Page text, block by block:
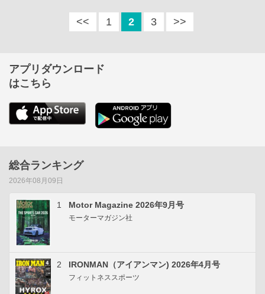
<< 1 2 3 >>
アプリダウンロード
はこちら
総合ランキング
2026年08月09日
1 Motor Magazine 2026年9月号
モーターマガジン社
2 IRONMAN（アイアンマン) 2026年4月号
フィットネススポーツ